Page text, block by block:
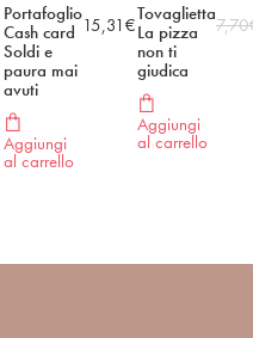
Portafoglio
Cash card
Soldi e
paura mai
avuti
Aggiungi
al carrello
15,31 €Tovaglietta
La pizza
non ti
giudica
Aggiungi
al carrello
7,70